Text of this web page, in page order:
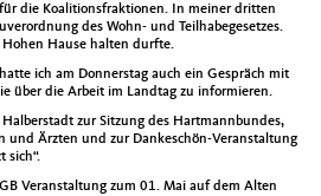
die Koalitionsfraktionen. In meiner dritten
des Wohn- und Teilhabegesetzes.
Hohen Hause halten durfte.
ich am Donnerstag auch ein Gespräch mit
über die Arbeit im Landtag zu informieren.
zur Sitzung des Hartmannbundes,
und Ärzten und zur Dankeschön-Veranstaltung
sich“.
Veranstaltung zum 01. Mai auf dem Alten